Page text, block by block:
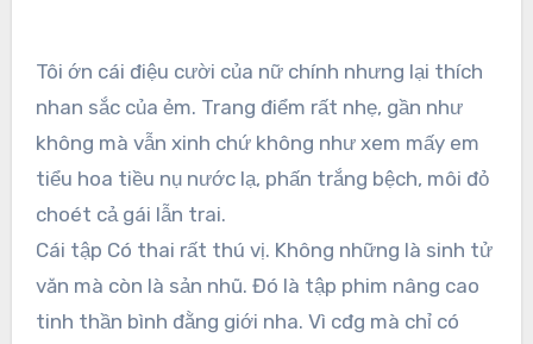
Tôi ớn cái điệu cười của nữ chính nhưng lại thích
nhan sắc của ẻm. Trang điểm rất nhẹ, gần như
không mà vẫn xinh chứ không như xem mấy em
tiểu hoa tiều nụ nước lạ, phấn trắng bệch, môi đỏ
choét cả gái lẫn trai.
Cái tập Có thai rất thú vị. Không những là sinh tử
văn mà còn là sản nhũ. Đó là tập phim nâng cao
tinh thần bình đằng giới nha. Vì cđg mà chỉ có